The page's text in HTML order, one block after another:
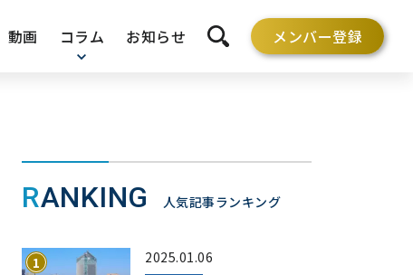
動画 コラム お知らせ 検索を開く メンバー登録
RANKING 人気記事ランキング
2025.01.06